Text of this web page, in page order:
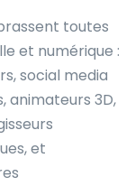
toutes
et numérique :
social media
animateurs 3D,
et